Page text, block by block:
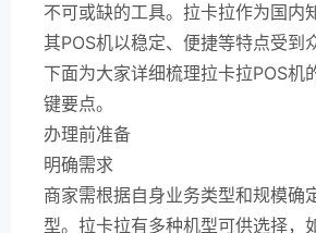
不可或缺的工具。拉卡拉作为国内
其POS机以稳定、便捷等特点受到
下面为大家详细梳理拉卡拉POS机
键要点。
办理前准备
明确需求
商家需根据自身业务类型和规模确
型。拉卡拉有多种机型可供选择，